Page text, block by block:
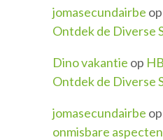
jomasecundairbe op
Ontdek de Diverse
Dino vakantie op
Ontdek de Diverse
jomasecundairbe op
onmisbare